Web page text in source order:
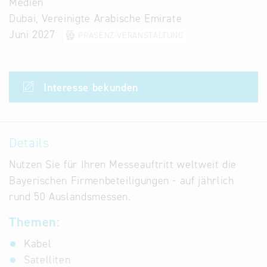
Infostand
Dubai, Vereinigte Arabische Emirate
Juni 2027
PRÄSENZ-VERANSTALTUNG
Interesse bekunden
Details
Nutzen Sie für Ihren Messeauftritt weltweit die
Bayerischen Firmenbeteiligungen - auf jährlich
rund 50 Auslandsmessen.
Themen:
Kabel
Satelliten